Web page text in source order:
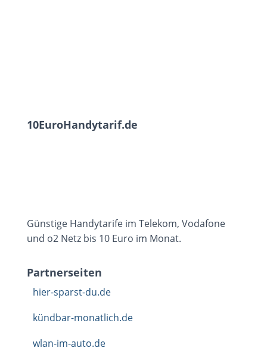
10EuroHandytarif.de
Günstige Handytarife im Telekom, Vodafone
und o2 Netz bis 10 Euro im Monat.
Partnerseiten
hier-sparst-du.de
kündbar-monatlich.de
wlan-im-auto.de